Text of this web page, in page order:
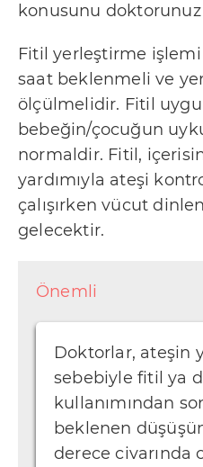
konusunu
Fitil yerleştirme işlemi
saat beklenmeli ve
ölçülmelidir. Fitil
bebeğin/çocuğun
normaldir. Fitil,
yardımıyla ateşi
çalışırken vücut
gelecektir.
Önemli
Doktorlar, ateşin
sebebiyle fitil ya
kullanımından
beklenen
derece civarında